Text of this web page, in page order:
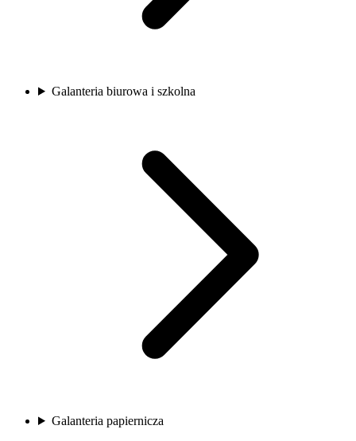
Galanteria biurowa i szkolna
Galanteria papiernicza